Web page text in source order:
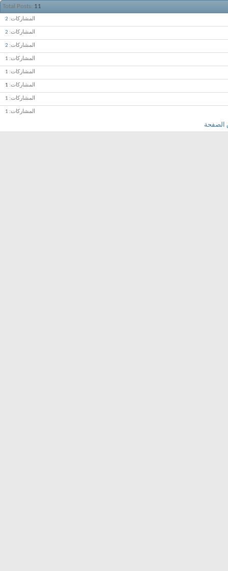
Total Posts 11
المشاركات 2
المشاركات 2
المشاركات 2
المشاركات 1
المشاركات 1
المشاركات 1
المشاركات 1
المشاركات 1
الصفحة